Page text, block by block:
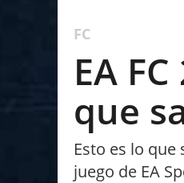
FC
EA
que
Esto es lo
juego de EA